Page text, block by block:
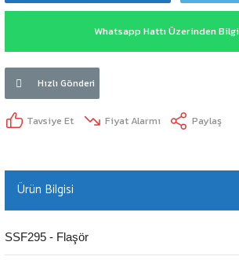
Whatsapp Hattı Üzerinden Bilgi
Hızlı Gönderi
Tavsiye Et Fiyat Alarmı Paylaş
Ürün Bilgisi
SSF295 - Flaşör